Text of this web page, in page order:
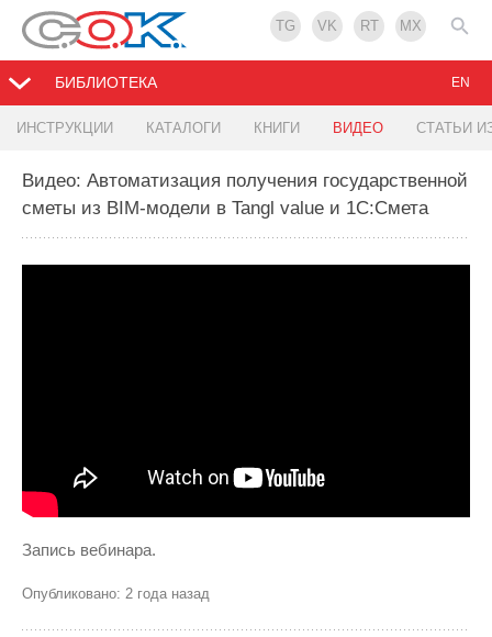
TG VK RT MX
БИБЛИОТЕКА
ИНСТРУКЦИИ КАТАЛОГИ КНИГИ ВИДЕО СТАТЬИ
EN
Видео: Автоматизация получения государственной
сметы из BIM-модели в Tangl value и 1С:Смета
Запись вебинара.
Опубликовано: 2 года назад